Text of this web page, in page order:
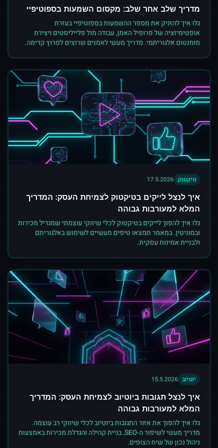
מדריך שלב אחר שלב: מקסום השמעות בספוטיפיי
גלו איך להזניק את מספר ההשמעות בספוטיפיי בעזרת
אופטימיזציה של פרופיל האמן, עבודה מול פלייליסטים ויצירת
מומנטום אלגוריתמי. מדריך מעשי לאמנים שרוצים לפרוץ קדימה.
טיקטוק 17.5.2026
איך לנצל לייקים בטיקטוק לצמיחת העסק: המדריך
המלא למעורבות גבוהה
גלו איך להפוך לייקים בטיקטוק לכלי שיווקי עוצמתי שמגדיל מכירות
ובמוניטין. במאמר תמצאו טיפים מעשיים לשימוש באלגוריתם
ולבניית אמינות עסקית.
יוטיוב 15.5.2026
איך לנצל תגובות ביוטיוב לצמיחת העסק: המדריך
המלא למעורבות גבוהה
גלו איך להפוך את אזור התגובות ביוטיוב לכלי שיווקי רב עוצמה.
מדריך מעשי לשיפור ה-SEO, בניית קהילה והגדלת מכירות באמצעות
ניהול נכון של שיח הצופים.